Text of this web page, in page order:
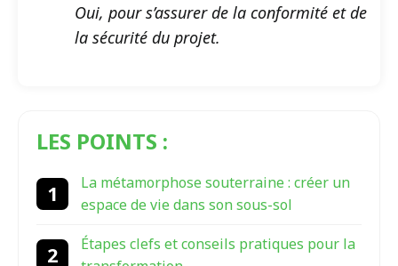
Oui, pour s’assurer de la conformité et de
la sécurité du projet.
LES POINTS :
La métamorphose souterraine : créer un
espace de vie dans son sous-sol
Étapes clefs et conseils pratiques pour la